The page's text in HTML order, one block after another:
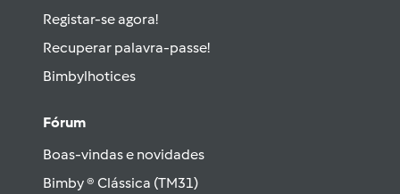
Registar-se agora!
Recuperar palavra-passe!
Bimbylhotices
Fórum
Boas-vindas e novidades
Bimby ® Clássica (TM31)